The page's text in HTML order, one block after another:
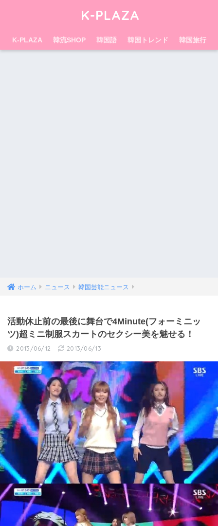
K-PLAZA
K-PLAZA 韓流SHOP 韓国語 韓国トレンド 韓国旅行
ホーム ニュース 韓国芸能ニュース
活動休止前の最後に舞台で4Minute(フォーミニッ
ツ)超ミニ制服スカートのセクシー美を魅せる！
2013/06/12 2013/06/13